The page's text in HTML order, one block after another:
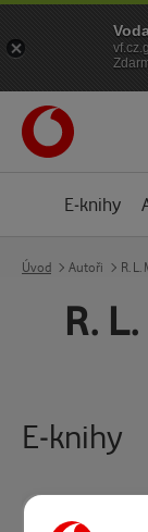
E-knihy
Úvod Autoři R.
R.
E-knihy